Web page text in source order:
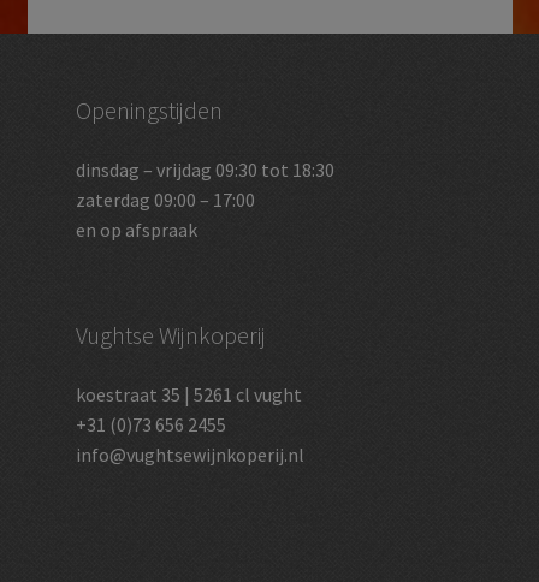
Openingstijden
dinsdag – vrijdag 09:30 tot 18:30
zaterdag 09:00 – 17:00
en op afspraak
Vughtse Wijnkoperij
koestraat 35 | 5261 cl vught
+31 (0)73 656 2455
info@vughtsewijnkoperij.nl